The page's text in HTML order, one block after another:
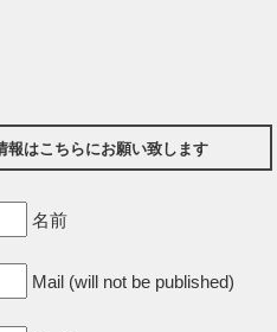
報はこちらにお願い致します
名前
Mail (will not be published)